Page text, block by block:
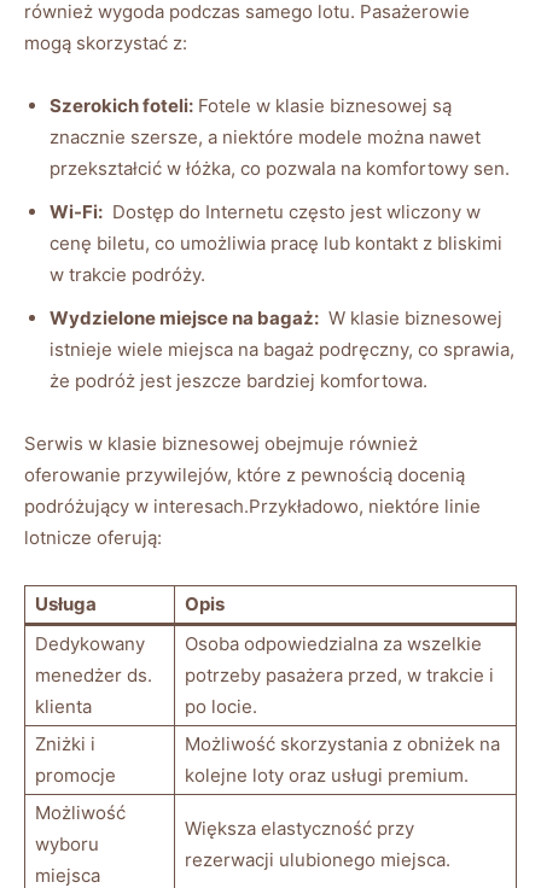
również wygoda‍ podczas samego lotu. ⁤Pasażerowie
mogą ⁤skorzystać z:
Szerokich ‌foteli: Fotele w‍ klasie biznesowej są
znacznie szersze, a niektóre modele można nawet
przekształcić w łóżka, co pozwala na komfortowy sen.
Wi-Fi: ‌ Dostęp do Internetu często⁤ jest⁣ wliczony ​w
cenę​ biletu, co umożliwia pracę ⁢lub kontakt z bliskimi
w ⁤trakcie podróży.
Wydzielone‍ miejsce na bagaż: ​ W klasie ⁤biznesowej
istnieje wiele ​miejsca na‌ bagaż podręczny, co⁣ sprawia,
⁤że​ podróż⁣ jest jeszcze‌ bardziej ‌komfortowa.
Serwis⁢ w klasie biznesowej obejmuje również⁣
oferowanie przywilejów, które z pewnością docenią
podróżujący w interesach.Przykładowo, niektóre linie
lotnicze oferują:
Usługa
Opis
Dedykowany
menedżer ds.
⁢klienta
Osoba ⁤odpowiedzialna za‌ wszelkie
potrzeby‍ pasażera⁢ przed, w trakcie i ​
po ⁢locie.
Zniżki i
promocje
Możliwość skorzystania z obniżek na
kolejne loty ⁤oraz usługi premium.
Możliwość
wyboru
miejsca
Większa elastyczność przy
rezerwacji ⁣ulubionego miejsca.